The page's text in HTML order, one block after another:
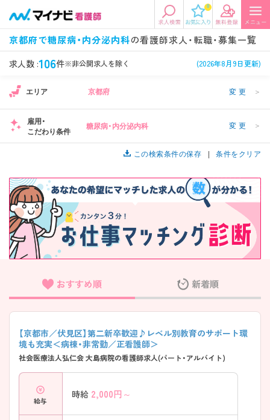
0
京都府で糖尿病・内分泌内科の看護師求人・転職・募集一覧
求人数 :106件※非公開求人を除く (2026年8月9日更新)
エリアから探す
エリアから探す 駅・路線から探す
関東
東海 関西
北海道・東北 中国・四国
九州・沖縄
希望の求人条件を選択
条件項目の選択に戻る
看護師、准看護師など 常勤、夜勤なし可など
施設形態 担当業務
病棟、外来など
診察科目
美容外科、
循環器内科など
こだわり条件
未経験歓迎、
年収
年収500万円以上など
雇用形態
正社員、契約社員など
フリーワード検索
エリア 京都府 変更 ＞
雇用・
こだわり条件
糖尿病・内分泌内科 変更 ＞
この検索条件の保存 条件をクリア
おすすめ順 新着順
【京都市／伏見区】第二新卒歓迎♪レベル別教育のサポート環
境も充実＜病棟・非常勤／正看護師＞
社会医療法人弘仁会 大島病院の看護師求人(パート・アルバイト)
給与
時給 2,000円～